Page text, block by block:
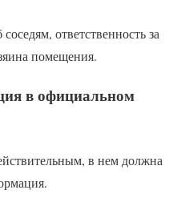
ответственность за
помещения.
в официальном
в нем должна